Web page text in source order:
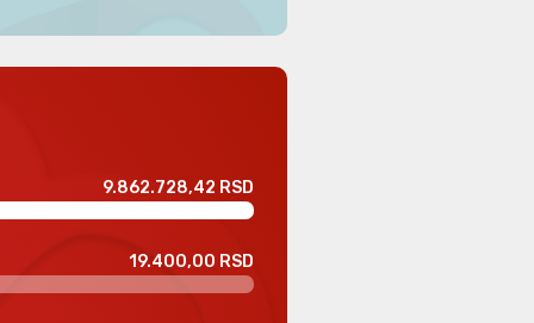
9.862.728,42 RSD
19.400,00 RSD